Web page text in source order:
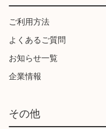
ご利用方法
よくあるご質問
お知らせ一覧
企業情報
その他